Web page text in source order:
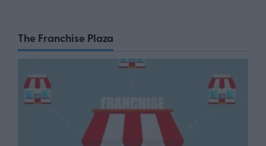
The Franchise Plaza